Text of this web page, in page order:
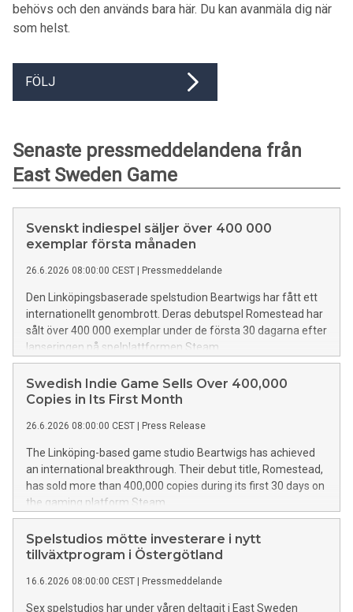
behövs och den används bara här. Du kan avanmäla dig när
som helst.
FÖLJ
Senaste pressmeddelandena från
East Sweden Game
Svenskt indiespel säljer över 400 000
exemplar första månaden
26.6.2026 08:00:00 CEST | Pressmeddelande
Den Linköpingsbaserade spelstudion Beartwigs har fått ett
internationellt genombrott. Deras debutspel Romestead har
sålt över 400 000 exemplar under de första 30 dagarna efter
lanseringen på spelplattformen Steam.
Swedish Indie Game Sells Over 400,000
Copies in Its First Month
26.6.2026 08:00:00 CEST | Press Release
The Linköping-based game studio Beartwigs has achieved
an international breakthrough. Their debut title, Romestead,
has sold more than 400,000 copies during its first 30 days on
the gaming platform Steam.
Spelstudios mötte investerare i nytt
tillväxtprogram i Östergötland
16.6.2026 08:00:00 CEST | Pressmeddelande
Sex spelstudios har under våren deltagit i East Sweden